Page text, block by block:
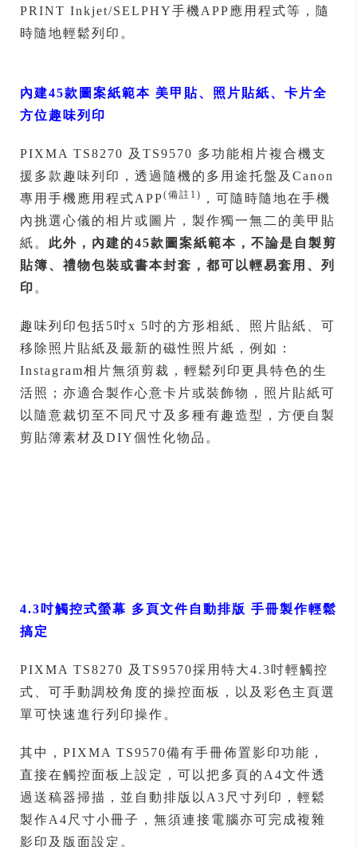
PRINT Inkjet/SELPHY手機APP應用程式等，隨
時隨地輕鬆列印。
內建45款圖案紙範本 美甲貼、照片貼紙、卡片全
方位趣味列印
PIXMA TS8270 及TS9570 多功能相片複合機支
援多款趣味列印，透過隨機的多用途托盤及Canon
專用手機應用程式APP(備註1)
，可隨時隨地在手機
內挑選心儀的相片或圖片，製作獨一無二的美甲貼
紙。 此外，內建的45款圖案紙範本，不論是自製剪
貼簿、禮物包裝或書本封套，都可以輕易套用、列
印 。
趣味列印包括5吋x 5吋的方形相紙、照片貼紙、可
移除照片貼紙及最新的磁性照片紙，例如：
Instagram相片無須剪裁，輕鬆列印更具特色的生
活照；亦適合製作心意卡片或裝飾物，照片貼紙可
以隨意裁切至不同尺寸及多種有趣造型，方便自製
剪貼簿素材及DIY個性化物品。
4.3 吋觸控式螢幕 多頁文件自動排版 手冊製作輕鬆
搞定
PIXMA TS8270 及TS9570採用特大4.3吋輕觸控
式、可手動調校角度的操控面板，以及彩色主頁選
單可快速進行列印操作。
其中，PIXMA TS9570備有手冊佈置影印功能，
直接在觸控面板上設定，可以把多頁的A4文件透
過送稿器掃描，並自動排版以A3尺寸列印，輕鬆
製作A4尺寸小冊子，無須連接電腦亦可完成複雜
影印及版面設定。